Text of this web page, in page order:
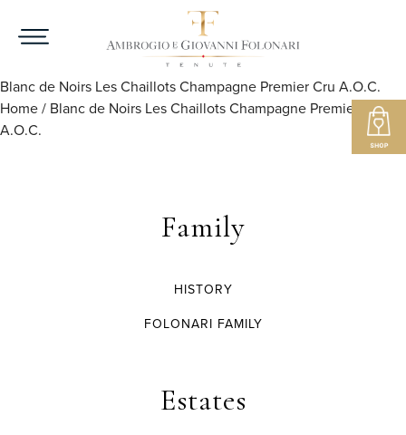
Blanc de Noirs Les Chaillots Champagne Premier Cru A.O.C.
Home/ Blanc de Noirs Les Chaillots Champagne Premier Cru
A.O.C.
Family
HISTORY
FOLONARI FAMILY
Estates